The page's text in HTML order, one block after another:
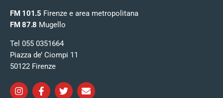
FM 101.5 Firenze e area metropolitana
FM 87.8 Mugello
Tel 055 0351664
Piazza de’ Ciompi 11
50122 Firenze